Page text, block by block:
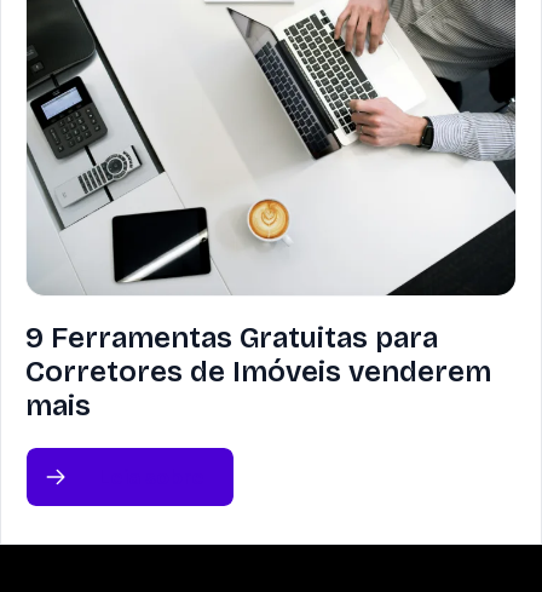
9 Ferramentas Gratuitas para
Corretores de Imóveis venderem
mais